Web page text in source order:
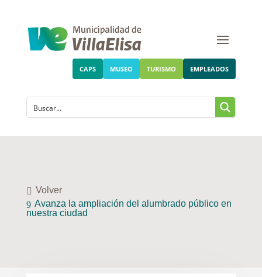
CAPS MUSEO TURISMO EMPLEADOS
Volver
Avanza la ampliación del alumbrado público en
nuestra ciudad